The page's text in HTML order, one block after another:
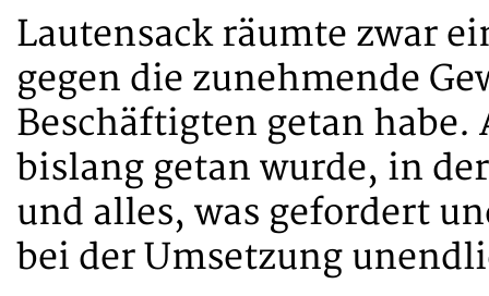
Lautensack räumte zwar
gegen die zunehmende
Beschäftigten getan habe.
bislang getan wurde, in
und alles, was gefordert
bei der Umsetzung